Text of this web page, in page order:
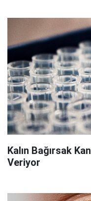
Kalın Bağırsak
Veriyor